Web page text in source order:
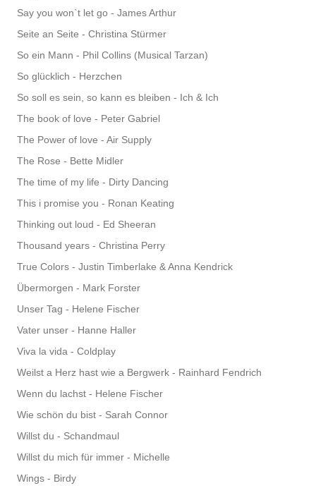
Say you won`t let go - James Arthur
Seite an Seite - Christina Stürmer
So ein Mann - Phil Collins (Musical Tarzan)
So glücklich - Herzchen
So soll es sein, so kann es bleiben - Ich & Ich
The book of love - Peter Gabriel
The Power of love - Air Supply
The Rose - Bette Midler
The time of my life - Dirty Dancing
This i promise you - Ronan Keating
Thinking out loud - Ed Sheeran
Thousand years - Christina Perry
True Colors - Justin Timberlake & Anna Kendrick
Übermorgen - Mark Forster
Unser Tag - Helene Fischer
Vater unser - Hanne Haller
Viva la vida - Coldplay
Weilst a Herz hast wie a Bergwerk - Rainhard Fendrich
Wenn du lachst - Helene Fischer
Wie schön du bist - Sarah Connor
Willst du - Schandmaul
Willst du mich für immer - Michelle
Wings - Birdy